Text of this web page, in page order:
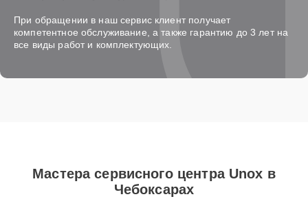
При обращении в наш сервис клиент получает
компетентное обслуживание, а также гарантию до 3 лет на
все виды работ и комплектующих.
Мастера сервисного центра Unox в
Чебоксарах